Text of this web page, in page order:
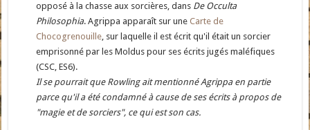
opposé à la chasse aux sorcières, dans De Occulta
Philosophia. Agrippa apparaît sur uneCarte de
Chocogrenouille, sur laquelle il est écrit qu'il était un sorcier
emprisonné par les Moldus pour ses écrits jugés maléfiques
(CSC, ES6).
Il se pourrait que Rowling ait mentionné Agrippa en partie
parce qu'il a été condamné à cause de ses écrits à propos de
"magie et de sorciers", ce qui est son cas.